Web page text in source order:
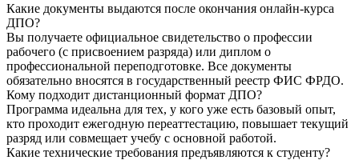
Какие документы выдаются после окончания онлайн-курса
ДПО?
Вы получаете официальное свидетельство о профессии
рабочего (с присвоением разряда) или диплом о
профессиональной переподготовке. Все документы
обязательно вносятся в государственный реестр ФИС ФРДО.
Кому подходит дистанционный формат ДПО?
Программа идеальна для тех, у кого уже есть базовый опыт,
кто проходит ежегодную переаттестацию, повышает текущий
разряд или совмещает учебу с основной работой.
Какие технические требования предъявляются к студенту?